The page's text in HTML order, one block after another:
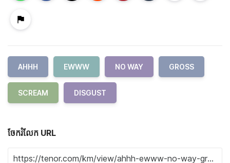
AHHH EWWW NO WAY GROSS
SCREAM DISGUST
ចែករំលែក URL